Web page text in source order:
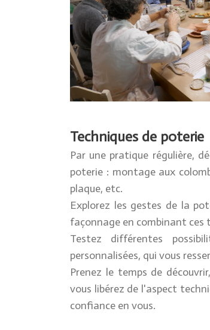
Techniques de poterie
Par une pratique régulière,
poterie : montage aux
plaque, etc.
Explorez les gestes de la
façonnage en combinant ces
Testez différentes
personnalisées, qui vous
Prenez le temps de
vous libérez de l'aspect
confiance en vous.